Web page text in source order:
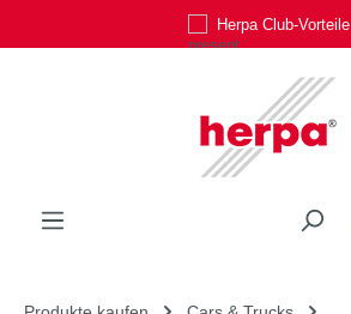
Zum Hauptinhalt springenHerpa Club-Vorteile